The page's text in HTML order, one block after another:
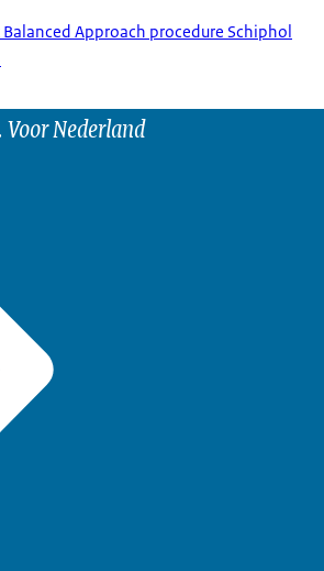
Approach procedure Schiphol
Nederland